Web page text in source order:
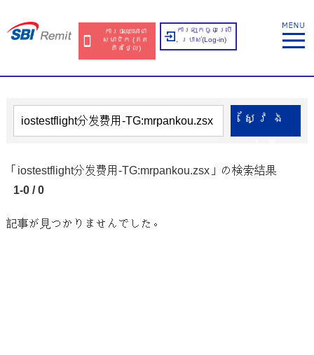
ការចុះឈ្មោះជា
សមាជិក​​ (ឥត​
គិត​ថ្លៃ​)
ការឡុកចូលប្រើ
ប្រាស់​(Log-in)
ស្វែង​
「iostestflight分发费用-TG:mrpankou.zsx」の検索結果
1-0 / 0
記事が見つかりませんでした。